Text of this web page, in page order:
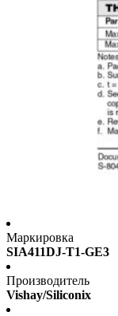
Маркировка
SIA411DJ-T1-GE3
Производитель
Vishay/Siliconix